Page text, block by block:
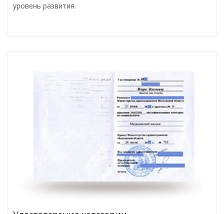
уровень развития.